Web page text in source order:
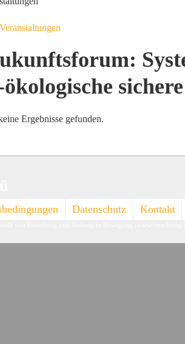
Ergebnisse gefunden.
Datenschutz Kontakt